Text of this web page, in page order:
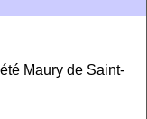
Maury de Saint-